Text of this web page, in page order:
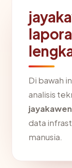
Di bawah
analisis
data
manusia.